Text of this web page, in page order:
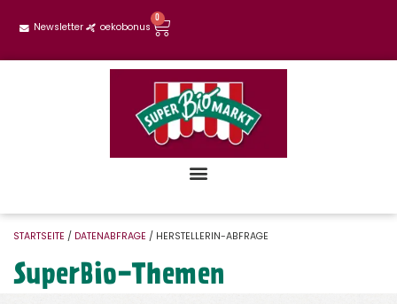
Newsletter oekobonus
0
STARTSEITE / DATENABFRAGE / HERSTELLERIN-ABFRAGE
SuperBio-Themen